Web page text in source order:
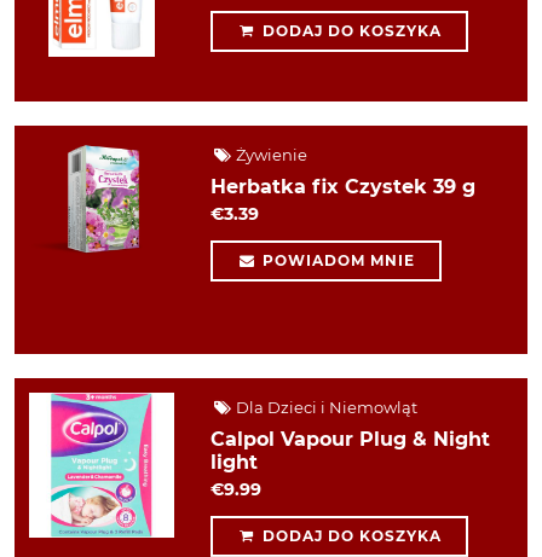
DODAJ DO KOSZYKA
Żywienie
Herbatka fix Czystek 39 g
€3.39
POWIADOM MNIE
Dla Dzieci i Niemowląt
Calpol Vapour Plug & Night
light
€9.99
DODAJ DO KOSZYKA